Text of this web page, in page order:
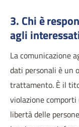
3. Chi è
agli
La comunicazione
dati personali è un
trattamento. È il
violazione
libertà delle